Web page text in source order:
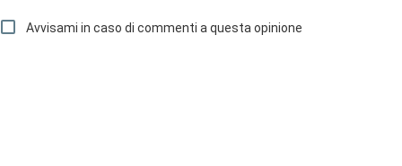
Avvisami in caso di commenti a questa opinione